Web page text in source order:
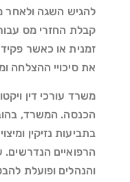
להגיש השגה ולאחר
קבלת החזרי מס
זמנית או כאשר
את סיכויי ההצלחה
משרד עורכי דין
בתביעות נזיקין
והנהלים ופועלת